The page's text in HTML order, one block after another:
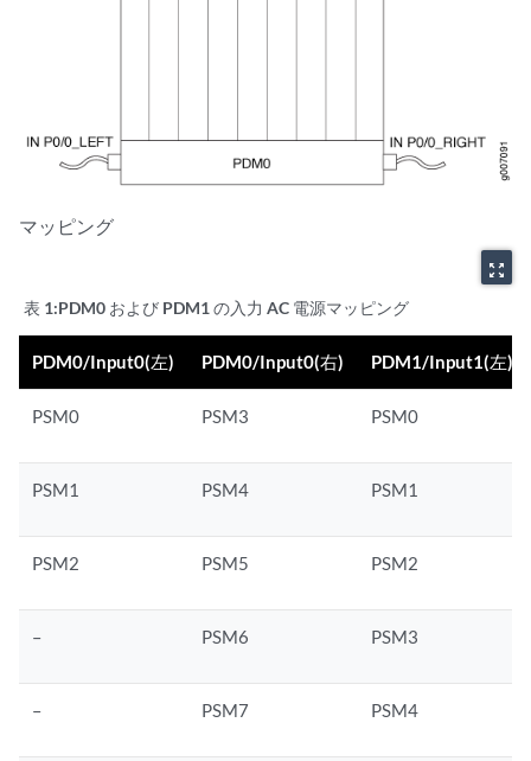
マッピング
zoom_out_map
表 1:PDM0 および PDM1 の入力 AC 電源マッピング
PDM0/Input0(左) PDM0/Input0(右) PDM1/Input1(左)
PSM0 PSM3 PSM0
PSM1 PSM4 PSM1
PSM2 PSM5 PSM2
– PSM6 PSM3
– PSM7 PSM4